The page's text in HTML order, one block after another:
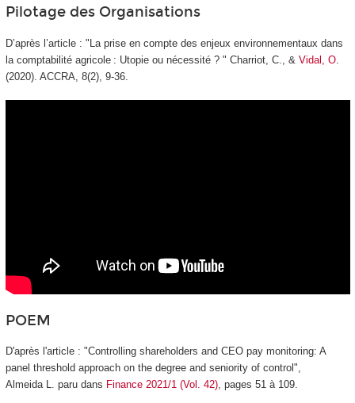
Pilotage des Organisations
D’après l’article : " La prise en compte des enjeux environnementaux dans
la comptabilité agricole : Utopie ou nécessité ? " Charriot, C., & Vidal, O.
(2020). ACCRA, 8(2), 9‑36.
POEM
D'après l'article : "Controlling shareholders and CEO pay monitoring: A
panel threshold approach on the degree and seniority of control",
Almeida L. paru dans Finance 2021/1 (Vol. 42), pages 51 à 109.